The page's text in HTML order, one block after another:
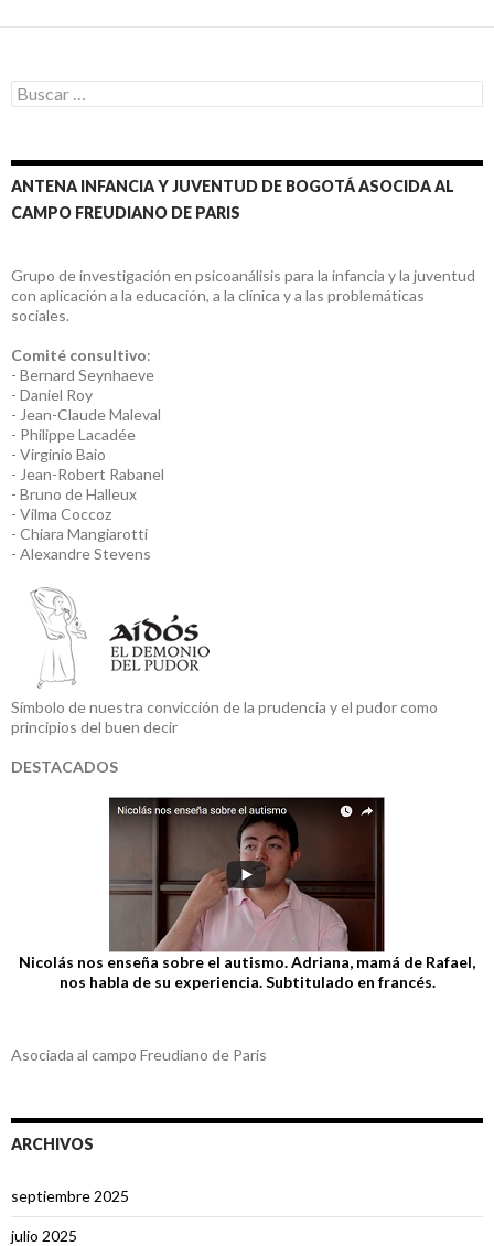
las
Buscar:
ANTENA INFANCIA Y JUVENTUD DE BOGOTÁ ASOCIDA AL
CAMPO FREUDIANO DE PARIS
Grupo de investigación en psicoanálisis para la infancia y la juventud
con aplicación a la educación, a la clínica y a las problemáticas
sociales.
Comité consultivo:
- Bernard Seynhaeve
- Daniel Roy
- Jean-Claude Maleval
- Philippe Lacadée
- Virginio Baio
- Jean-Robert Rabanel
- Bruno de Halleux
- Vilma Coccoz
- Chiara Mangiarotti
- Alexandre Stevens
Símbolo de nuestra convicción de la prudencia y el pudor como
principios del buen decir
DESTACADOS
Nicolás nos enseña sobre el autismo. Adriana, mamá de Rafael,
nos habla de su experiencia. Subtitulado en francés.
Asociada al campo Freudiano de Paris
ARCHIVOS
septiembre 2025
julio 2025